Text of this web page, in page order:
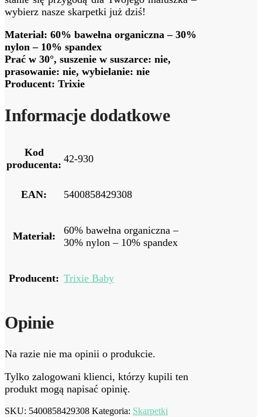
wybierz nasze skarpetki już dziś!
Materiał: 60% bawełna organiczna – 30%
nylon – 10% spandex
Prać w 30°, suszenie w suszarce: nie,
prasowanie: nie, wybielanie: nie
Producent: Trixie
Informacje dodatkowe
Kod
producenta: 42-930
EAN: 5400858429308
Materiał:
60% bawełna organiczna –
30% nylon – 10% spandex
Producent: Trixie Baby
Opinie
Na razie nie ma opinii o produkcie.
Tylko zalogowani klienci, którzy kupili ten
produkt mogą napisać opinię.
SKU: 5400858429308 Kategoria: Skarpetki